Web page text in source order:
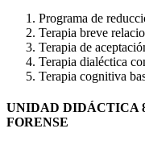
Programa de
Terapia breve
Terapia de
Terapia dialéctica
Terapia cognitiva
UNIDAD DIDÁCTICA
FORENSE